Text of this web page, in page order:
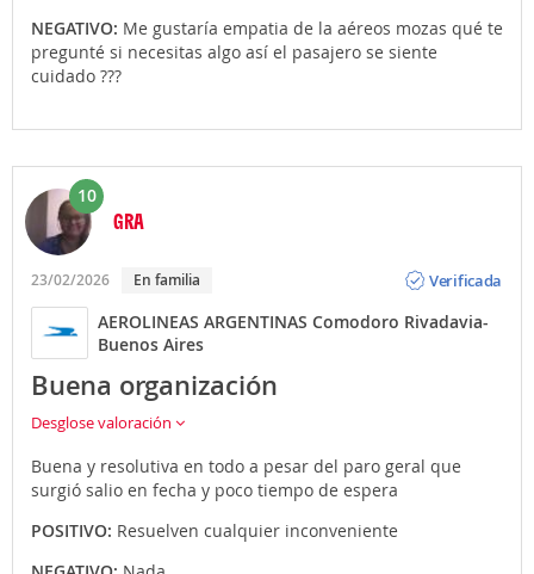
NEGATIVO: Me gustaría empatia de la aéreos mozas qué te
pregunté si necesitas algo así el pasajero se siente
cuidado ???
10
GRA
23/02/2026 En familia
Verificada
AEROLINEAS ARGENTINAS Comodoro Rivadavia-
Buenos Aires
Buena organización
Desglose valoración
Buena y resolutiva en todo a pesar del paro geral que
surgió salio en fecha y poco tiempo de espera
POSITIVO: Resuelven cualquier inconveniente